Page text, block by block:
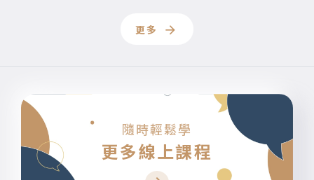
更多
隨時輕鬆學
更多線上課程